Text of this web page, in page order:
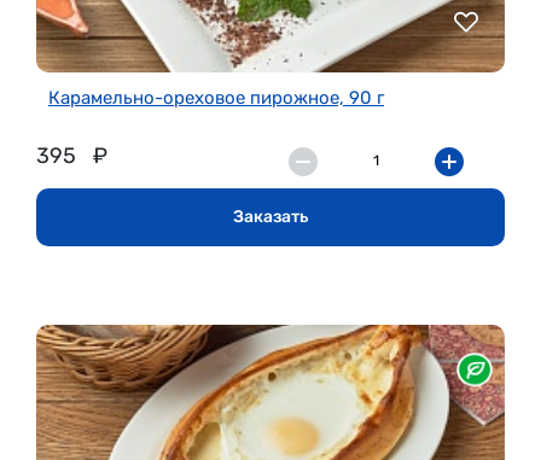
Карамельно-ореховое пирожное, 90 г
395 ₽
Заказать